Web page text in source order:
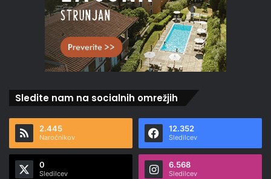
Sledite nam na socialnih omrežjih
2.445
Naročnikov
12.352
Sledilcev
0
Sledilcev
6.568
Sledilcev